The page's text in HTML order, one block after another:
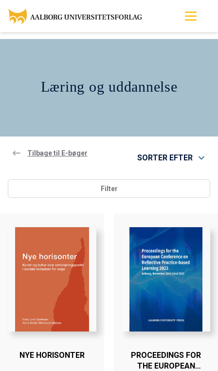
Læring og uddannelse
Tilbage til E-bøger SORTER EFTER
Filter
NYE HORISONTER
PROCEEDINGS FOR
THE EUROPEAN